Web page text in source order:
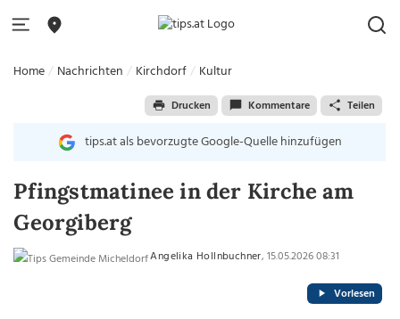
Home Nachrichten Kirchdorf Kultur
Drucken Kommentare Teilen
tips.at als bevorzugte Google-Quelle hinzufügen
Pfingstmatinee in der Kirche am
Georgiberg
Angelika Hollnbuchner, 15.05.2026 08:31
Vorlesen